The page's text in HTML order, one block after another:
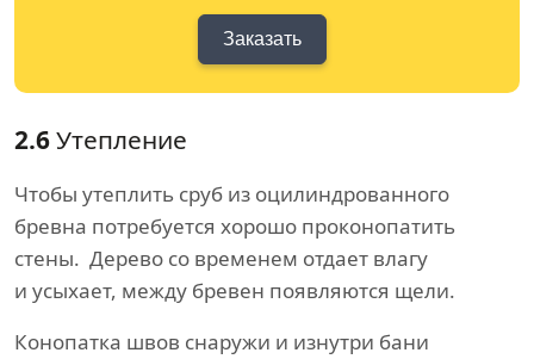
Заказать
2.6Утепление
Чтобы утеплить сруб из оцилиндрованного
бревна потребуется хорошо проконопатить
стены. Дерево со временем отдает влагу
и усыхает, между бревен появляются щели.
Конопатка швов снаружи и изнутри бани